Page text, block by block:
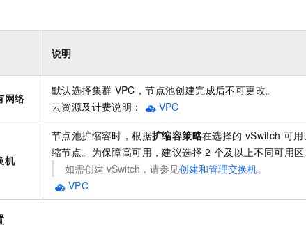
说明
网络
默认选择集群 VPC，节点池创建完成后不可更改。
云资源及计费说明：
VPC
机
节点池扩缩容时，根据扩缩容策略在选择的 vSwitch 可
缩节点。为保障高可用，建议选择 2 个及以上不同可用
如需创建 vSwitch，请参见创建和管理交换机。
VPC